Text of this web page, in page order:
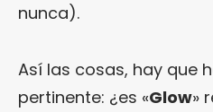
nunca).
Así las cosas, hay que
pertinente: ¿es «Glow»